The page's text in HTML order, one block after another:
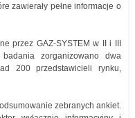
zawierały pełne informacje o
przez GAZ-SYSTEM w II i III
zorganizowano dwa
200 przedstawicieli rynku,
zebranych ankiet.